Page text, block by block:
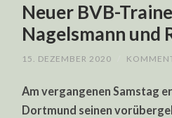
Neuer BVB-
Nagelsmann und
15. DEZEMBER 2020
Am vergangenen Samstag
Dortmund seinen